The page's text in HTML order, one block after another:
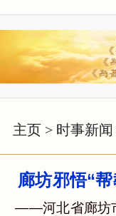
主页 > 时事新闻
廊坊邪悟“
——河北省廊坊